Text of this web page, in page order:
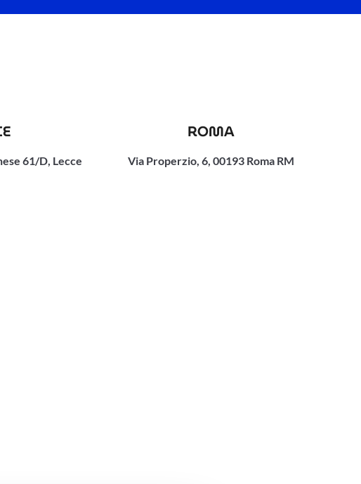
61/D, Lecce
ROMA
Via Properzio, 6, 00193 Roma RM